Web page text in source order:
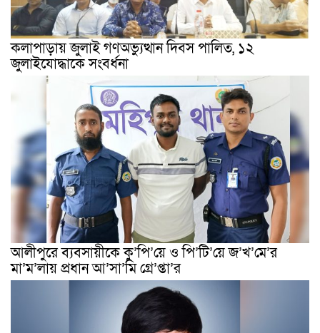
কলাপাড়ায় জুলাই গণঅভ্যুত্থান দিবস পালিত, ১২
জুলাইযোদ্ধাকে সংবর্ধনা
আলীপুরে ব্যবসায়ীকে কু’পি’য়ে ও পি’টি’য়ে জ’খ’মে’র
মা’ম’লায় প্রধান আ’সা’মি গ্রে’প্তা’র